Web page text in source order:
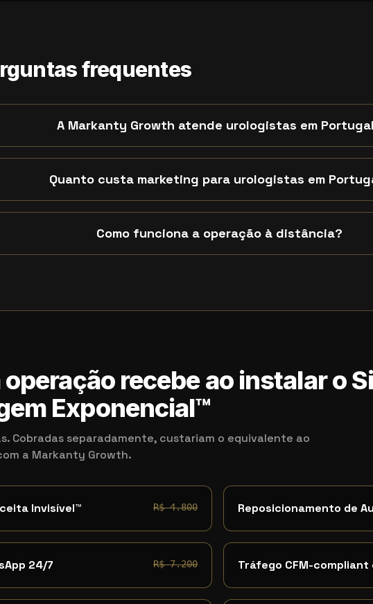
frequentes
A Markanty Growth atende urologistas em
Quanto custa marketing para urologistas em
Como funciona a operação à distância?
operação recebe ao instalar o
Exponencial™
Cobradas separadamente, custariam o equivalente ao
a Markanty Growth.
Invisível™ R$ 4.800 Reposicionamento de
24/7 R$ 7.200 Tráfego CFM-compliant